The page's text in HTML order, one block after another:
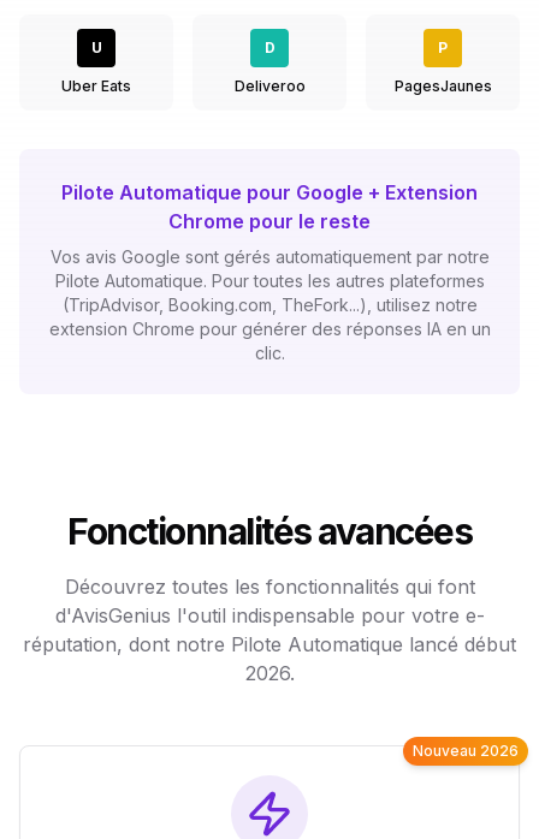
U
Uber Eats
D
Deliveroo
P
PagesJaunes
Pilote Automatique pour Google + Extension
Chrome pour le reste
Vos avis Google sont gérés automatiquement par notre
Pilote Automatique. Pour toutes les autres plateformes
(TripAdvisor, Booking.com, TheFork...), utilisez notre
extension Chrome pour générer des réponses IA en un
clic.
Fonctionnalités avancées
Découvrez toutes les fonctionnalités qui font
d'AvisGenius l'outil indispensable pour votre e-
réputation, dont notre Pilote Automatique lancé début
2026.
Nouveau 2026